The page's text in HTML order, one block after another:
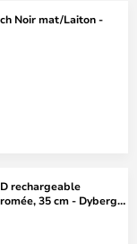
Noir mat/Laiton -
rechargeable
35 cm - Dyberg